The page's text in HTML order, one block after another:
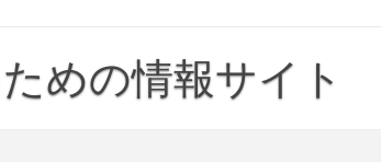
めの情報サイト